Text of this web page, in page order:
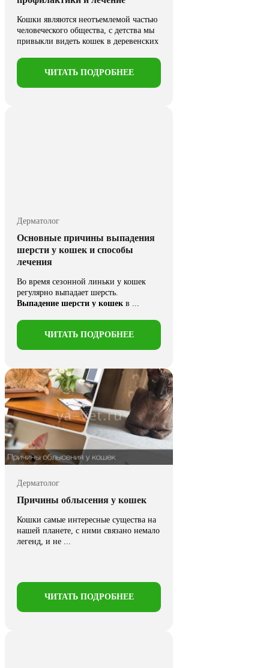
Кошки являются неотъемлемой частью
человеческого общества, с детства мы
привыкли видеть кошек в деревенских
ЧИТАТЬ ПОДРОБНЕЕ
Дерматолог
Основные причины выпадения
шерсти у кошек и способы
лечения
Во время сезонной линьки у кошек
регулярно выпадает шерсть.
Выпадение шерсти у кошек в ...
ЧИТАТЬ ПОДРОБНЕЕ
Дерматолог
Причины облысения у кошек
Кошки самые интересные существа на
нашей планете, с ними связано немало
легенд, и не ...
ЧИТАТЬ ПОДРОБНЕЕ